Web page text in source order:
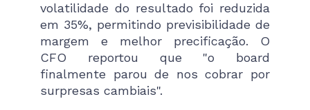
volatilidade do resultado foi reduzida
em 35%, permitindo previsibilidade de
margem e melhor precificação. O
CFO reportou que "o board
finalmente parou de nos cobrar por
surpresas cambiais".